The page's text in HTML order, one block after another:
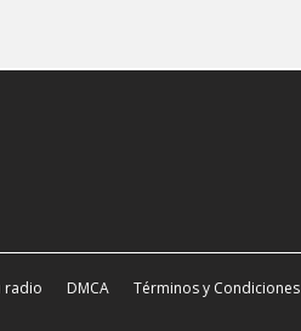
radio DMCA Términos y Condiciones